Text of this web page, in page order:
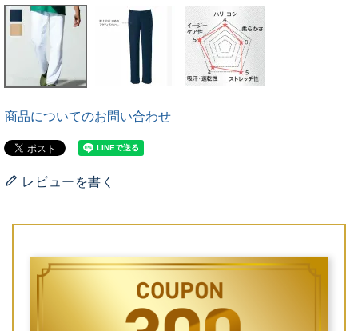
商品についてのお問い合わせ
レビューを書く